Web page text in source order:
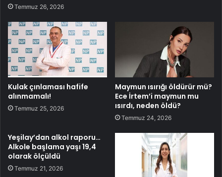
Temmuz 26, 2026
Kulak çınlaması hafife
alınmamalı!
Temmuz 25, 2026
Maymun ısırığı öldürür mü?
Ece İrtem’i maymun mu
ısırdı, neden öldü?
Temmuz 24, 2026
Yeşilay’dan alkol raporu…
Alkole başlama yaşı 19,4
olarak ölçüldü
Temmuz 21, 2026